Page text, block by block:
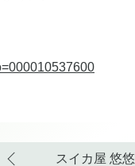
スイカ屋 悠悠